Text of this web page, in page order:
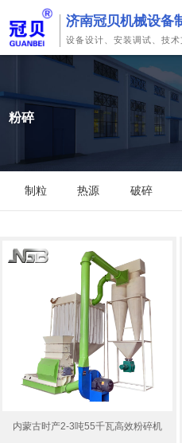
济南冠贝机械设备
设备设计、安装调试、技
粉碎
制粒 热源 破碎
内蒙古时产2-3吨55千瓦高效粉碎机